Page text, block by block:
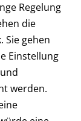
Regelung
die
Sie gehen
Einstellung
werden.